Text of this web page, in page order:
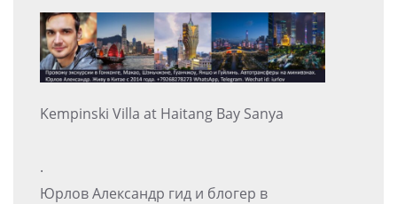
Kempinski Villa at Haitang Bay Sanya
.
Юрлов Александр гид и блогер в